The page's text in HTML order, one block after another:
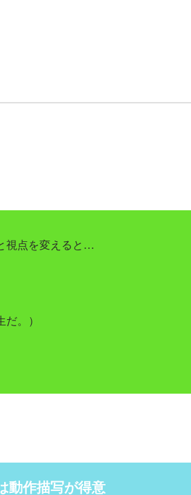
視点を変えると…
。）
動作描写が得意